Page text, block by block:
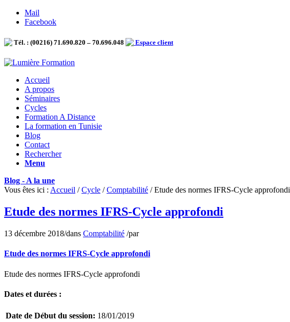
Mail
Facebook
Tél. : (00216) 71.690.820 – 70.696.048 Espace client
Accueil
A propos
Séminaires
Cycles
Formation A Distance
La formation en Tunisie
Blog
Contact
Rechercher
Menu
Blog - A la une
Vous êtes ici : Accueil / Cycle / Comptabilité / Etude des normes IFRS-Cycle approfondi
Etude des normes IFRS-Cycle approfondi
13 décembre 2018/dans Comptabilité /par
Etude des normes IFRS-Cycle approfondi
Etude des normes IFRS-Cycle approfondi
Dates et durées :
Date de Début du session: 18/01/2019